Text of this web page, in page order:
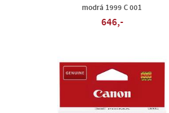
modrá 1999 C 001
646,-